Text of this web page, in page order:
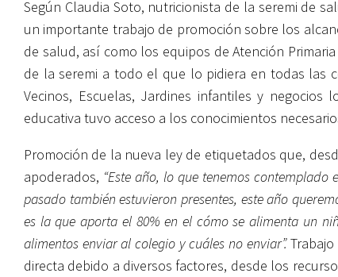
Según Claudia Soto, nutricionista de la seremi de
un importante trabajo de promoción sobre los
de salud, así como los equipos de Atención
de la seremi a todo el que lo pidiera en todas las
Vecinos, Escuelas, Jardines infantiles y
educativa tuvo acceso a los conocimientos
Promoción de la nueva ley de etiquetados que,
apoderados, “Este año, lo que tenemos
pasado también estuvieron presentes, este año
es la que aporta el 80% en el cómo se alimenta un
alimentos enviar al colegio y cuáles no enviar”.Trabajo
directa debido a diversos factores, desde los